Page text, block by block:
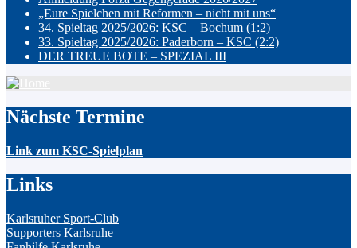
„Eure Spielchen mit Reformen – nicht mit uns“
34. Spieltag 2025/2026: KSC – Bochum (1:2)
33. Spieltag 2025/2026: Paderborn – KSC (2:2)
DER TREUE BOTE – SPEZIAL III
Nächste Termine
Link zum KSC-Spielplan
Links
Karlsruher Sport-Club
Supporters Karlsruhe